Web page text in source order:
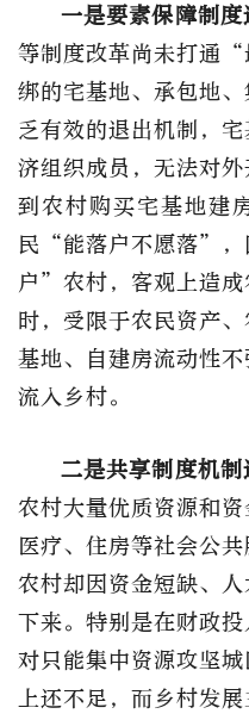
一是要素保障制度
等制度改革尚未打通
绑的宅基地、承包地
乏有效的退出机制，
济组织成员，无法对
到农村购买宅基地建
民“能落户不愿落”，
户”农村，客观上造成
时，受限于农民资产
基地、自建房流动性
流入乡村。
二是共享制度机
农村大量优质资源和
医疗、住房等社会公
农村却因资金短缺、
下来。特别是在财政
对只能集中资源攻坚
上还不足，而乡村发